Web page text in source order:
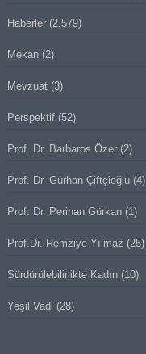
Haberler(2.579)
Mekan(2)
Mevzuat(3)
Perspektif(52)
Prof. Dr. Barbaros Özer(2)
Prof. Dr. Gürhan Çiftçioğlu(4)
Prof. Dr. Perihan Gürkan(1)
Prof.Dr. Remziye Yılmaz (25)
Sürdürülebilirlikte Kadın(10)
Yeşil Vadi (28)